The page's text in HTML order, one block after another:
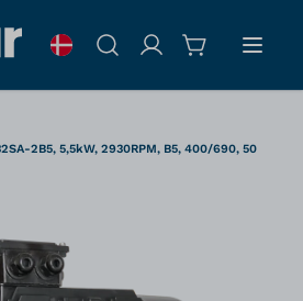
Søg
2B5, 5,5kW, 2930RPM, B5, 400/690, 50